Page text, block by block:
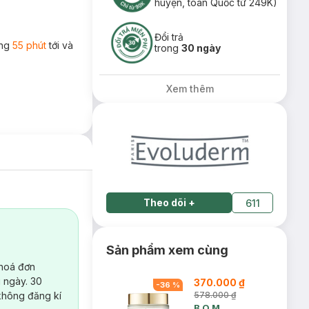
55 phúttới và
đơn
30
đăng kí
huyện, toàn Quốc từ 249K)
Đổi trả
trong30 ngày
Xem thêm
Theo dõi + 611
Sản phẩm xem cùng
-36 % 370.000 ₫
578.000 ₫